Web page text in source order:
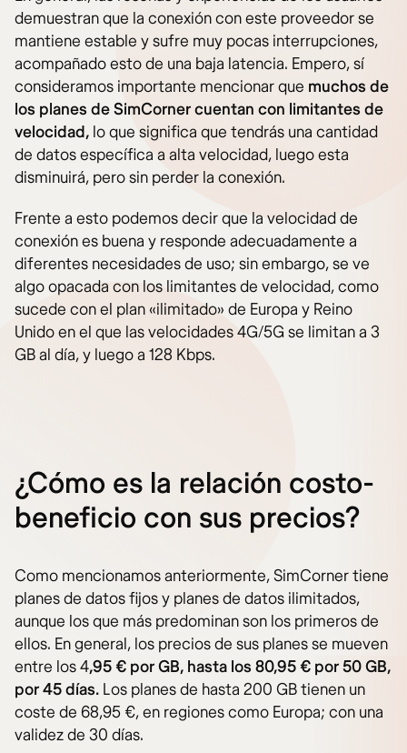
demuestran que la conexión con este proveedor se
mantiene estable y sufre muy pocas interrupciones,
acompañado esto de una baja latencia. Empero, sí
consideramos importante mencionar que muchos de
los planes de SimCorner cuentan con limitantes de
velocidad, lo que significa que tendrás una cantidad
de datos específica a alta velocidad, luego esta
disminuirá, pero sin perder la conexión.
Frente a esto podemos decir que la velocidad de
conexión es buena y responde adecuadamente a
diferentes necesidades de uso; sin embargo, se ve
algo opacada con los limitantes de velocidad, como
sucede con el plan «ilimitado» de Europa y Reino
Unido en el que las velocidades 4G/5G se limitan a 3
GB al día, y luego a 128 Kbps.
¿Cómo es la relación costo-
beneficio con sus precios?
Como mencionamos anteriormente, SimCorner tiene
planes de datos fijos y planes de datos ilimitados,
aunque los que más predominan son los primeros de
ellos. En general, los precios de sus planes se mueven
entre los 4,95 € por GB, hasta los 80,95 € por 50 GB,
por 45 días. Los planes de hasta 200 GB tienen un
coste de 68,95 €, en regiones como Europa; con una
validez de 30 días.